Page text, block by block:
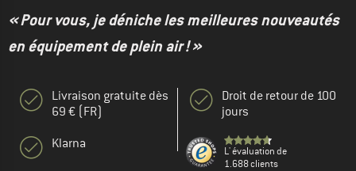
« Pour vous, je déniche les meilleures nouveautés
en équipement de plein air ! »
Livraison gratuite dès
69 € (FR)
Klarna
Droit de retour de 100
jours
L' évaluation de
1.688 clients